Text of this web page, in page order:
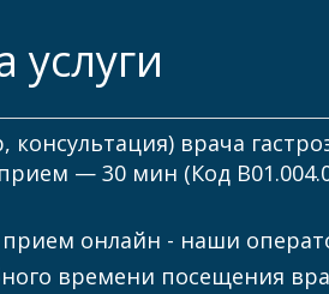
врача
— 30 мин (Код
онлайн - наши
времени посещения